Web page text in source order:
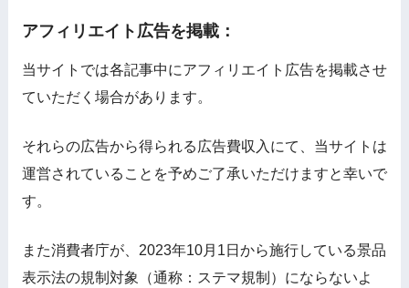
アフィリエイト広告を掲載：
当サイトでは各記事中にアフィリエイト広告を掲載させ
ていただく場合があります。
それらの広告から得られる広告費収入にて、当サイトは
運営されていることを予めご了承いただけますと幸いで
す。
また消費者庁が、2023年10月1日から施行している景品
表示法の規制対象（通称：ステマ規制）にならないよ